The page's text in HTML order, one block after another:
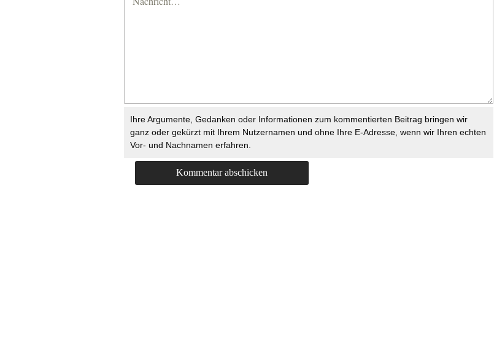
Ihre Argumente, Gedanken oder Informationen zum kommentierten Beitrag bringen wir
ganz oder gekürzt mit Ihrem Nutzernamen und ohne Ihre E-Adresse, wenn wir Ihren echten
Vor- und Nachnamen erfahren.